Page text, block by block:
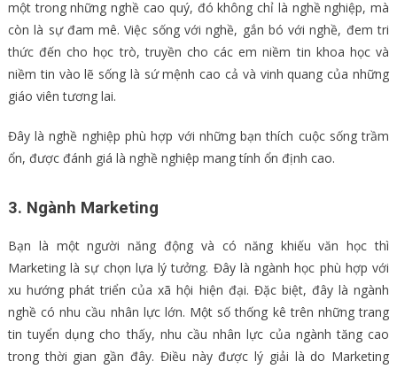
một trong những nghề cao quý, đó không chỉ là nghề nghiệp, mà
còn là sự đam mê. Việc sống với nghề, gắn bó với nghề, đem tri
thức đến cho học trò, truyền cho các em niềm tin khoa học và
niềm tin vào lẽ sống là sứ mệnh cao cả và vinh quang của những
giáo viên tương lai.
Đây là nghề nghiệp phù hợp với những bạn thích cuộc sống trầm
ổn, được đánh giá là nghề nghiệp mang tính ổn định cao.
3. Ngành Marketing
Bạn là một người năng động và có năng khiếu văn học thì
Marketing là sự chọn lựa lý tưởng. Đây là ngành học phù hợp với
xu hướng phát triển của xã hội hiện đại. Đặc biệt, đây là ngành
nghề có nhu cầu nhân lực lớn. Một số thống kê trên những trang
tin tuyển dụng cho thấy, nhu cầu nhân lực của ngành tăng cao
trong thời gian gần đây. Điều này được lý giải là do Marketing